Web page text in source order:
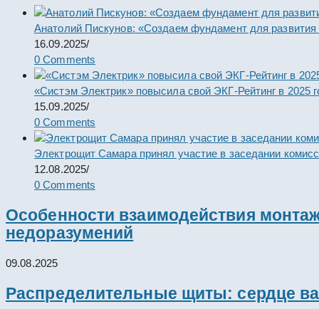
Анатолий Пискунов: «Создаем фундамент для развития
16.09.2025/
0 Comments
«Систэм Электрик» повысила свой ЭКГ-Рейтинг в 2025
15.09.2025/
0 Comments
Электрощит Самара принял участие в заседании
12.08.2025/
0 Comments
Особенности взаимодействия
недоразумений
09.08.2025
Распределительные щиты: сердце